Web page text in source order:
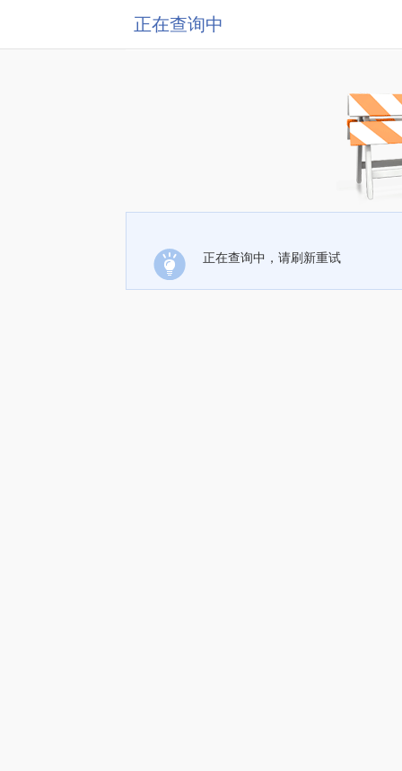
正在查询中
正在查询中，请刷新重试